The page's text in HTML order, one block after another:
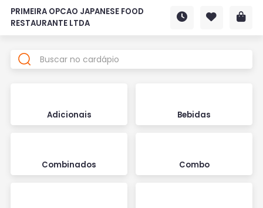
PRIMEIRA OPCAO JAPANESE FOOD
RESTAURANTE LTDA
Adicionais Bebidas
Combinados Combo